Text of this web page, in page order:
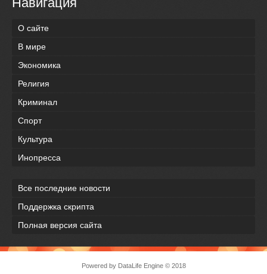
О сайте
В мире
Экономика
Религия
Криминал
Спорт
Культура
Инопресса
Все последние новости
Поддержка скрипта
Полная версия сайта
Powered by DataLife Engine© 2018